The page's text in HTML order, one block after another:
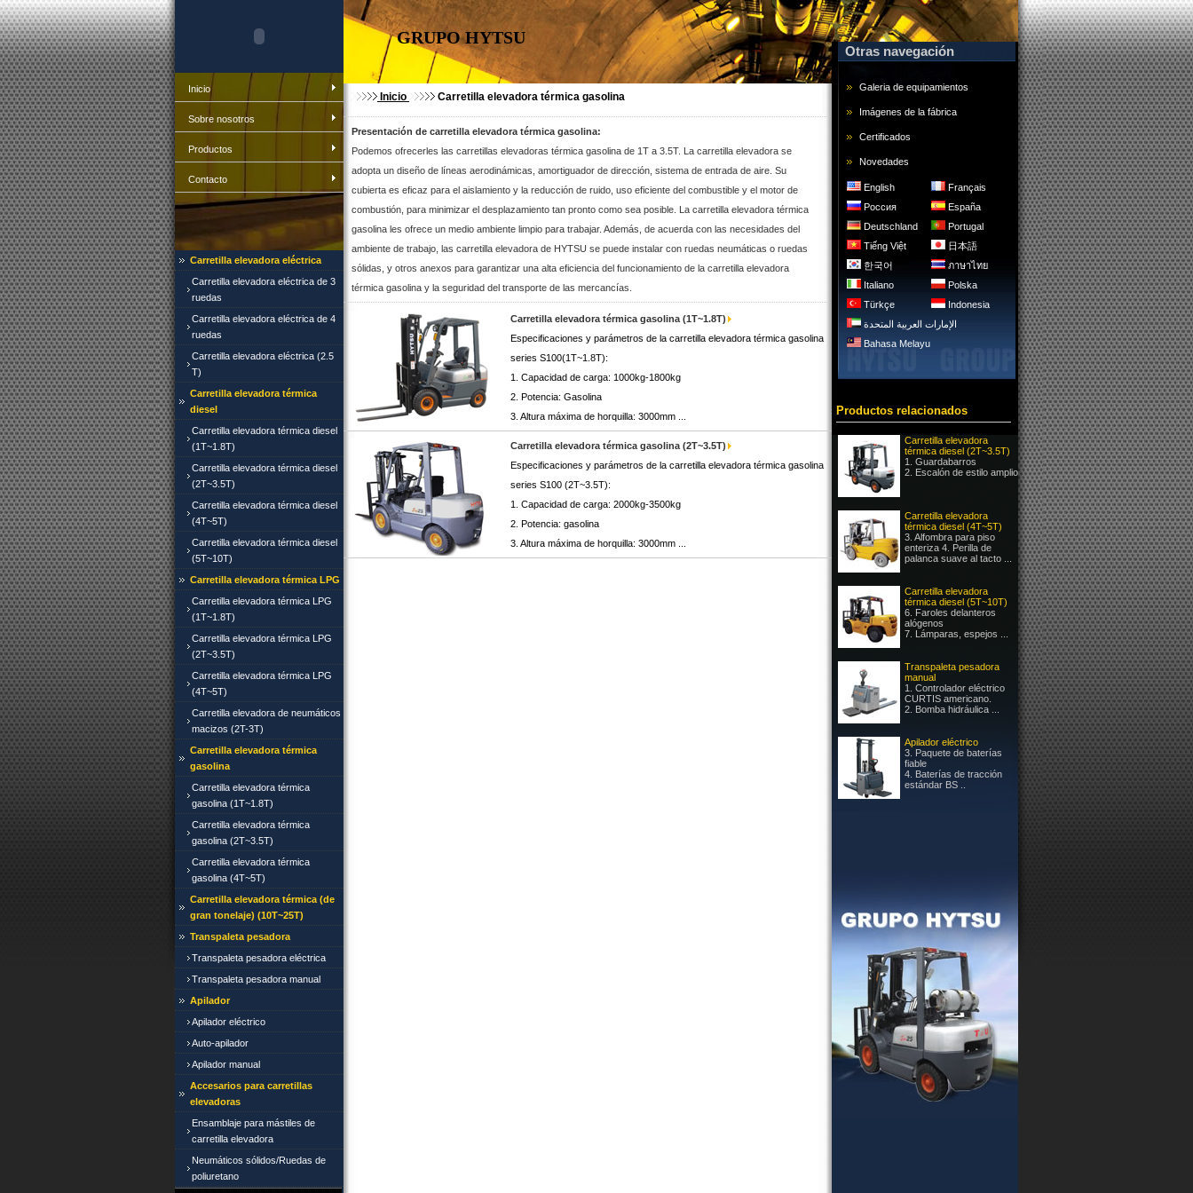
Inicio
Sobre nosotros
Productos
Contacto
Carretilla elevadora eléctrica
Carretilla elevadora eléctrica de 3
ruedas
Carretilla elevadora eléctrica de 4
ruedas
Carretilla elevadora eléctrica (2.5
T)
Carretilla elevadora térmica
diesel
Carretilla elevadora térmica diesel
(1T~1.8T)
Carretilla elevadora térmica diesel
(2T~3.5T)
Carretilla elevadora térmica diesel
(4T~5T)
Carretilla elevadora térmica diesel
(5T~10T)
Carretilla elevadora térmica LPG
Carretilla elevadora térmica LPG
(1T~1.8T)
Carretilla elevadora térmica LPG
(2T~3.5T)
Carretilla elevadora térmica LPG
(4T~5T)
Carretilla elevadora de neumáticos
macizos (2T-3T)
Carretilla elevadora térmica
gasolina
Carretilla elevadora térmica
gasolina (1T~1.8T)
Carretilla elevadora térmica
gasolina (2T~3.5T)
Carretilla elevadora térmica
gasolina (4T~5T)
Carretilla elevadora térmica (de
gran tonelaje) (10T~25T)
Transpaleta pesadora
Transpaleta pesadora eléctrica
Transpaleta pesadora manual
Apilador
Apilador eléctrico
Auto-apilador
Apilador manual
Accesarios para carretillas
elevadoras
Ensamblaje para mástiles de
carretilla elevadora
Neumáticos sólidos/Ruedas de
poliuretano
GRUPO HYTSU
Inicio Carretilla elevadora térmica gasolina
Presentación de carretilla elevadora térmica gasolina:
Podemos ofrecerles las carretillas elevadoras térmica gasolina de 1T a 3.5T. La carretilla elevadora se
adopta un diseño de líneas aerodinámicas, amortiguador de dirección, sistema de entrada de aire. Su
cubierta es eficaz para el aislamiento y la reducción de ruido, uso eficiente del combustible y el motor de
combustión, para minimizar el desplazamiento tan pronto como sea posible. La carretilla elevadora térmica
gasolina les ofrece un medio ambiente limpio para trabajar. Además, de acuerda con las necesidades del
ambiente de trabajo, las carretilla elevadora de HYTSU se puede instalar con ruedas neumáticas o ruedas
sólidas, y otros anexos para garantizar una alta eficiencia del funcionamiento de la carretilla elevadora
térmica gasolina y la seguridad del transporte de las mercancías.
Carretilla elevadora térmica gasolina (1T~1.8T)
Especificaciones y parámetros de la carretilla elevadora térmica gasolina
series S100(1T~1.8T):
1. Capacidad de carga: 1000kg-1800kg
2. Potencia: Gasolina
3. Altura máxima de horquilla: 3000mm ...
Carretilla elevadora térmica gasolina (2T~3.5T)
Especificaciones y parámetros de la carretilla elevadora térmica gasolina
series S100 (2T~3.5T):
1. Capacidad de carga: 2000kg-3500kg
2. Potencia: gasolina
3. Altura máxima de horquilla: 3000mm ...
Otras navegación
Galeria de equipamientos
Imágenes de la fábrica
Certificados
Novedades
English
Français
Россия
España
Deutschland
Portugal
Tiếng Việt
日本語
한국어
ภาษาไทย
Italiano
Polska
Türkçe
Indonesia
الإمارات العربية المتحدة
Bahasa Melayu
Productos relacionados
Carretilla elevadora
térmica diesel (2T~3.5T)
1. Guardabarros
2. Escalón de estilo amplio
Carretilla elevadora
térmica diesel (4T~5T)
3. Alfombra para piso
enteriza 4. Perilla de
palanca suave al tacto ...
Carretilla elevadora
térmica diesel (5T~10T)
6. Faroles delanteros
alógenos
7. Lámparas, espejos ...
Transpaleta pesadora
manual
1. Controlador eléctrico
CURTIS americano.
2. Bomba hidráulica ...
Apilador eléctrico
3. Paquete de baterías
fiable
4. Baterías de tracción
estándar BS ..